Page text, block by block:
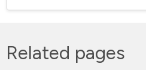
Related pages